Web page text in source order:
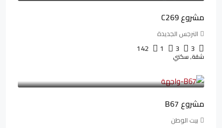
مشروع C269
النرجس الجديدة
3
3
1
142
شقة, سكني
4,550,000LE
مشروع B67
بيت الوطن